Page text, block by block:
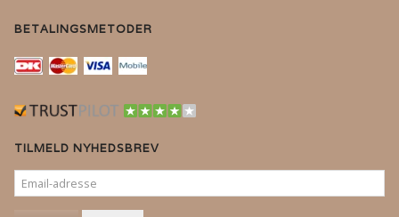
BETALINGSMETODER
TILMELD NYHEDSBREV
EMAIL-
ADRESSE